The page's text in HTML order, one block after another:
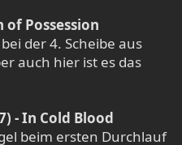
Possession
der 4. Scheibe aus
auch hier ist es das
- In Cold Blood
beim ersten Durchlauf